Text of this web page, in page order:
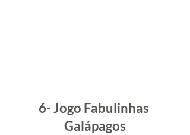
6- Jogo Fabulinhas
Galápagos